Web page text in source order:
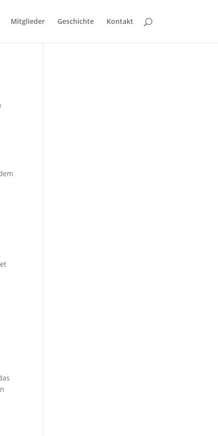
Mitglieder Geschichte Kontakt